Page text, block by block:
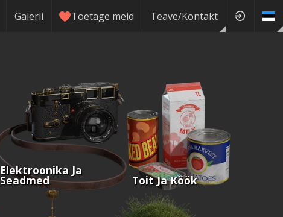
Galerii Toetage meid Teave/Kontakt
Elektroonika Ja
Seadmed Toit Ja Köök